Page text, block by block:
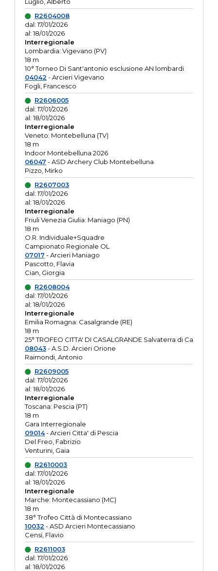
R2604008
dal: 17/01/2026
al: 18/01/2026
Interregionale
Lombardia: Vigevano (PV)
18 m
10° Torneo Di Sant'antonio esclusione AN lombardi
04042 - Arcieri Vigevano
Fogli, Francesco
R2606005
dal: 17/01/2026
al: 18/01/2026
Interregionale
Veneto: Montebelluna (TV)
18 m
Indoor Montebelluna 2026
06047 - ASD Archery Club Montebelluna
Pizzo, Mirko
R2607003
dal: 17/01/2026
al: 18/01/2026
Interregionale
Friuli Venezia Giulia: Maniago (PN)
18 m
O.R. Individuale+Squadre
Campionato Regionale OL
07017 - Arcieri Maniago
Pascotto, Flavia
Cian, Giorgia
R2608004
dal: 17/01/2026
al: 18/01/2026
Interregionale
Emilia Romagna: Casalgrande (RE)
18 m
25° TROFEO CITTA' DI CASALGRANDE Salvaterra di Ca
08043- A.S.D. Arcieri Orione
Raimondi, Antonio
R2609005
dal: 17/01/2026
al: 18/01/2026
Interregionale
Toscana: Pescia (PT)
18 m
Gara Interregionale
09014- Arcieri Citta' di Pescia
Del Freo, Fabrizio
Venturini, Gaia
R2610003
dal: 17/01/2026
al: 18/01/2026
Interregionale
Marche: Montecassiano (MC)
18 m
38° Trofeo Città di Montecassiano
10032 - ASD Arcieri Montecassiano
Censi, Flavio
R2611003
dal: 17/01/2026
al: 18/01/2026